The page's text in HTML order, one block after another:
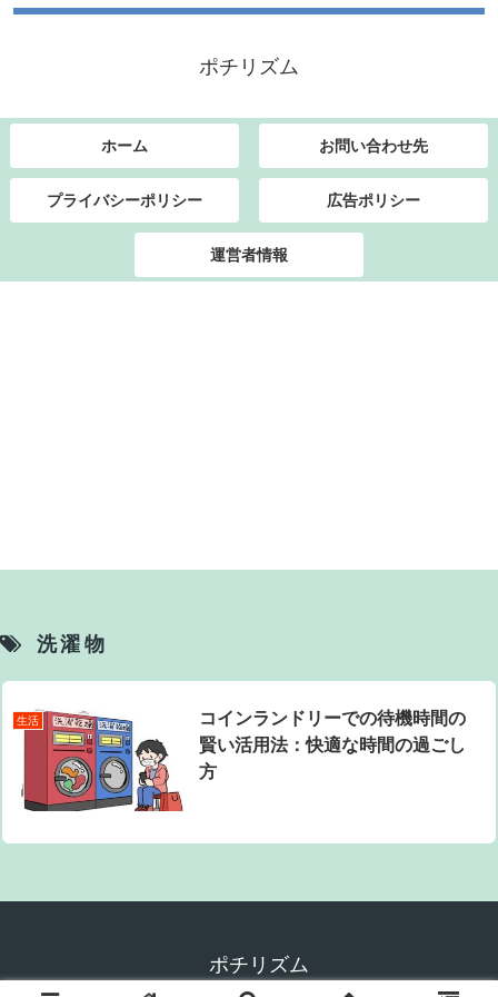
ポチリズム
ホーム お問い合わせ先
プライバシーポリシー 広告ポリシー
運営者情報
洗濯物
生活
コインランドリーでの待機時間の
賢い活用法：快適な時間の過ごし
方
ポチリズム